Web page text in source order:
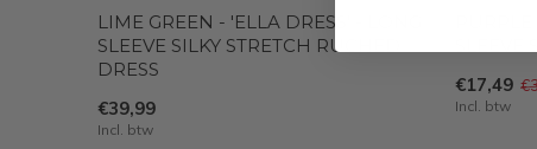
LIME GREEN - 'ELLA DRESS' - LONG
SLEEVE SILKY STRETCH RUCHED
DRESS
€39,99
Incl. btw
€17,49
Incl. btw